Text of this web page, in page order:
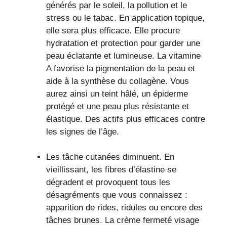
générés par le soleil, la pollution et le
stress ou le tabac. En application topique,
elle sera plus efficace. Elle procure
hydratation et protection pour garder une
peau éclatante et lumineuse. La vitamine
A favorise la pigmentation de la peau et
aide à la synthèse du collagène. Vous
aurez ainsi un teint hâlé, un épiderme
protégé et une peau plus résistante et
élastique. Des actifs plus efficaces contre
les signes de l’âge.
Les tâche cutanées diminuent. En
vieillissant, les fibres d’élastine se
dégradent et provoquent tous les
désagréments que vous connaissez :
apparition de rides, ridules ou encore des
tâches brunes. La crème fermeté visage